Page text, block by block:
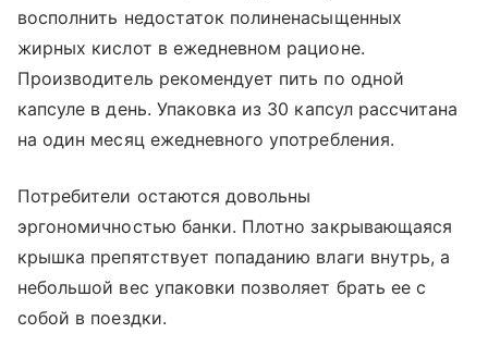
восполнить недостаток полиненасыщенных
жирных кислот в ежедневном рационе.
Производитель рекомендует пить по одной
капсуле в день. Упаковка из 30 капсул рассчитана
на один месяц ежедневного употребления.
Потребители остаются довольны
эргономичностью банки. Плотно закрывающаяся
крышка препятствует попаданию влаги внутрь, а
небольшой вес упаковки позволяет брать ее с
собой в поездки.